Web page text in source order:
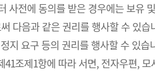
전에 동의를 받은 경우에는 보유
다음과 같은 권리를 행사할 수 있습
지 요구 등의 권리를 행사할 수 있습
조제1항에 따라 서면, 전자우편, 모